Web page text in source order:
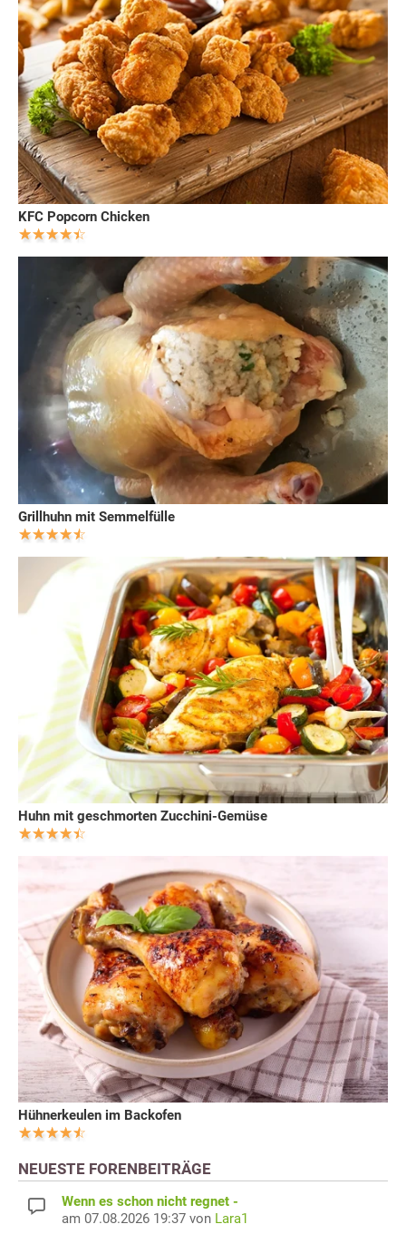
KFC Popcorn Chicken
Grillhuhn mit Semmelfülle
Huhn mit geschmorten Zucchini-Gemüse
Hühnerkeulen im Backofen
NEUESTE FORENBEITRÄGE
Wenn es schon nicht regnet -
am 07.08.2026 19:37 von Lara1